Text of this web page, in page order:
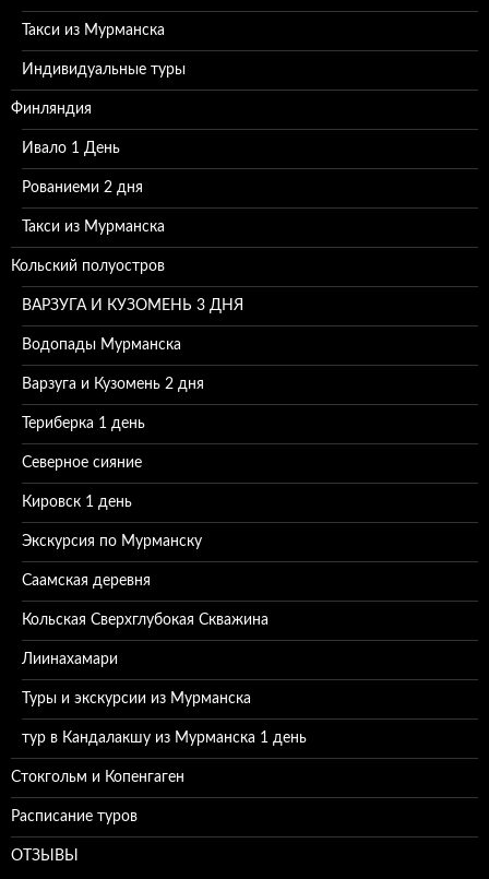
Такси из Мурманска
Индивидуальные туры
Финляндия
Ивало 1 День
Рованиеми 2 дня
Такси из Мурманска
Кольский полуостров
ВАРЗУГА И КУЗОМЕНЬ 3 ДНЯ
Водопады Мурманска
Варзуга и Кузомень 2 дня
Териберка 1 день
Северное сияние
Кировск 1 день
Экскурсия по Мурманску
Саамская деревня
Кольская Сверхглубокая Скважина
Лиинахамари
Туры и экскурсии из Мурманска
тур в Кандалакшу из Мурманска 1 день
Стокгольм и Копенгаген
Расписание туров
ОТЗЫВЫ